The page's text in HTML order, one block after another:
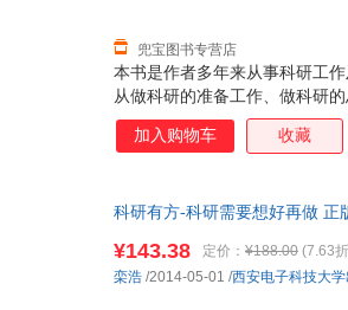
本书是作者多年来从事科研工
从做科研的准备工作、做科研
具四方面，系统地介绍了科研
些独特经验和技巧。通过阅读
级、硕士和博士研究生阅读。
兜宝图书专营店
加入购物车 收藏
科研有方-科研需要想好再做 正
¥143.38 定价： ¥188.00 (7.63
栾浩 /2014-05-01 /西安电子科技大